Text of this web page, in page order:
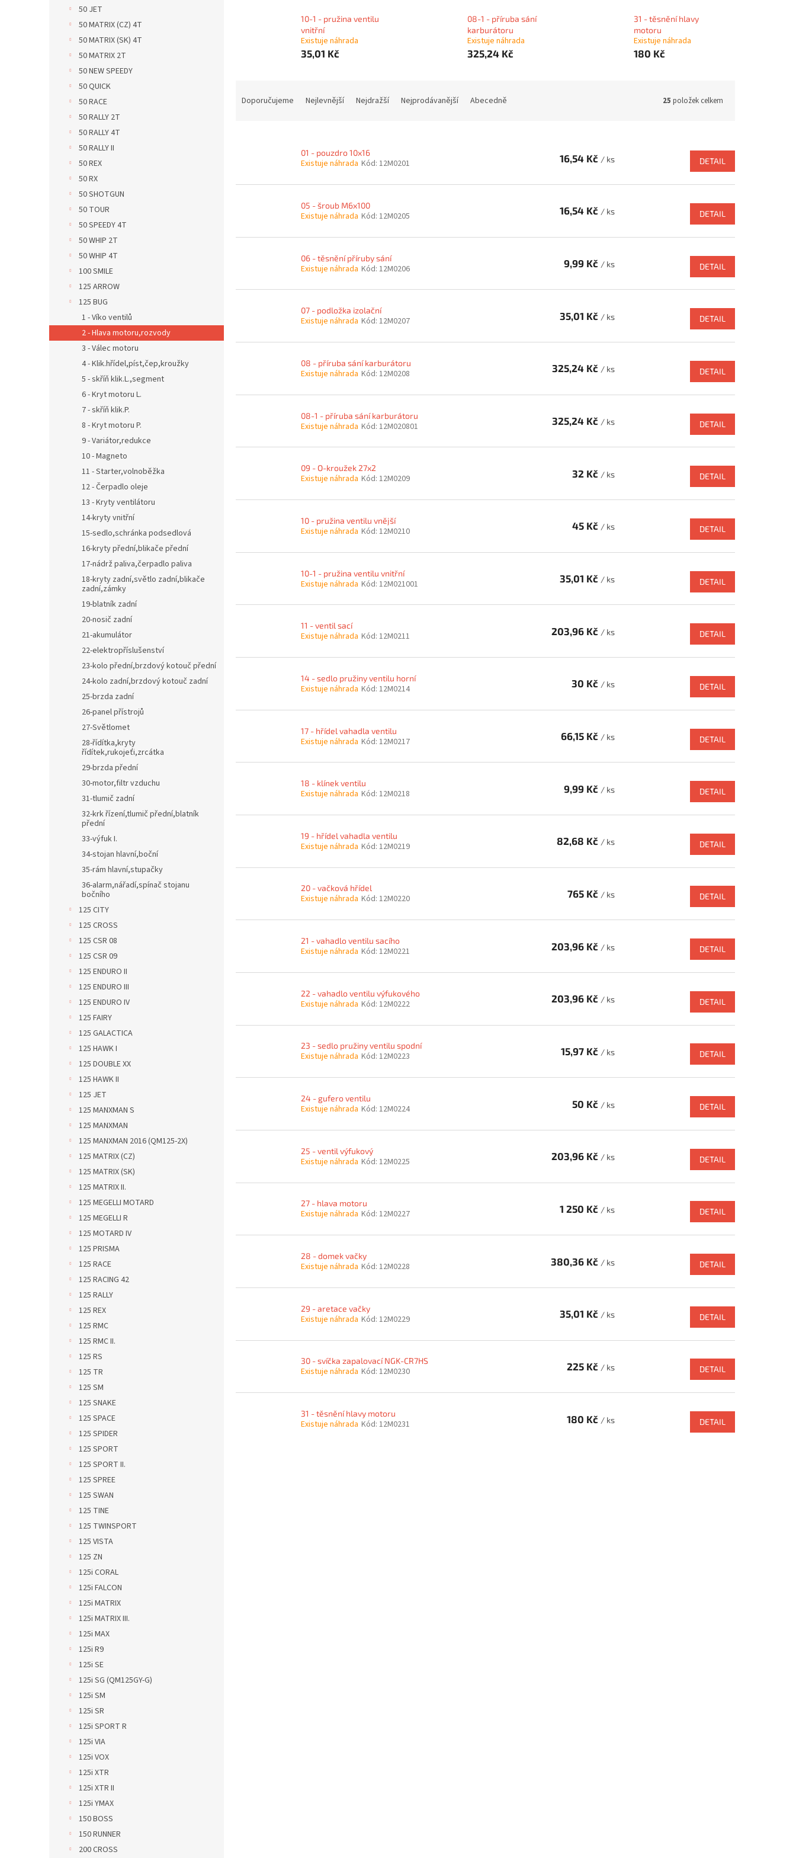
50 JET
50 MATRIX (CZ) 4T
50 MATRIX (SK) 4T
50 MATRIX 2T
50 NEW SPEEDY
50 QUICK
50 RACE
50 RALLY 2T
50 RALLY 4T
50 RALLY II
50 REX
50 RX
50 SHOTGUN
50 TOUR
50 SPEEDY 4T
50 WHIP 2T
50 WHIP 4T
100 SMILE
125 ARROW
125 BUG
1 - Víko ventilů
2 - Hlava motoru,rozvody
3 - Válec motoru
4 - Klik.hřídel,píst,čep,kroužky
5 - skříň klik.L.,segment
6 - Kryt motoru L.
7 - skříň klik.P.
8 - Kryt motoru P.
9 - Variátor,redukce
10 - Magneto
11 - Starter,volnoběžka
12 - Čerpadlo oleje
13 - Kryty ventilátoru
14-kryty vnitřní
15-sedlo,schránka podsedlová
16-kryty přední,blikače přední
17-nádrž paliva,čerpadlo paliva
18-kryty zadní,světlo zadní,blikače
zadní,zámky
19-blatník zadní
20-nosič zadní
21-akumulátor
22-elektropříslušenství
23-kolo přední,brzdový kotouč přední
24-kolo zadní,brzdový kotouč zadní
25-brzda zadní
26-panel přístrojů
27-Světlomet
28-řídítka,kryty
řídítek,rukojeťi,zrcátka
29-brzda přední
30-motor,filtr vzduchu
31-tlumič zadní
32-krk řízení,tlumič přední,blatník
přední
33-výfuk I.
34-stojan hlavní,boční
35-rám hlavní,stupačky
36-alarm,nářadí,spínač stojanu
bočního
125 CITY
125 CROSS
125 CSR 08
125 CSR 09
125 ENDURO II
125 ENDURO III
125 ENDURO IV
125 FAIRY
125 GALACTICA
125 HAWK I
125 DOUBLE XX
125 HAWK II
125 JET
125 MANXMAN S
125 MANXMAN
125 MANXMAN 2016 (QM125-2X)
125 MATRIX (CZ)
125 MATRIX (SK)
125 MATRIX II.
125 MEGELLI MOTARD
125 MEGELLI R
125 MOTARD IV
125 PRISMA
125 RACE
125 RACING 42
125 RALLY
125 REX
125 RMC
125 RMC II.
125 RS
125 TR
125 SM
125 SNAKE
125 SPACE
125 SPIDER
125 SPORT
125 SPORT II.
125 SPREE
125 SWAN
125 TINE
125 TWINSPORT
125 VISTA
125 ZN
125i CORAL
125i FALCON
125i MATRIX
125i MATRIX III.
125i MAX
125i R9
125i SE
125i SG (QM125GY-G)
125i SM
125i SR
125i SPORT R
125i VIA
125i VOX
125i XTR
125i XTR II
125i YMAX
150 BOSS
150 RUNNER
200 CROSS
10-1 - pružina ventilu
vnitřní
Existuje náhrada
35,01 Kč
08-1 - příruba sání
karburátoru
Existuje náhrada
325,24 Kč
31 - těsnění hlavy
motoru
Existuje náhrada
180 Kč
Doporučujeme Nejlevnější Nejdražší Nejprodávanější Abecedně 25 položek celkem
01 - pouzdro 10x16
Existuje náhrada Kód: 12M0201 16,54 Kč / ks DETAIL
05 - šroub M6x100
Existuje náhrada Kód: 12M0205 16,54 Kč / ks DETAIL
06 - těsnění příruby sání
Existuje náhrada Kód: 12M0206 9,99 Kč / ks DETAIL
07 - podložka izolační
Existuje náhrada Kód: 12M0207 35,01 Kč / ks DETAIL
08 - příruba sání karburátoru
Existuje náhrada Kód: 12M0208 325,24 Kč / ks DETAIL
08-1 - příruba sání karburátoru
Existuje náhrada Kód: 12M020801 325,24 Kč / ks DETAIL
09 - O-kroužek 27x2
Existuje náhrada Kód: 12M0209 32 Kč / ks DETAIL
10 - pružina ventilu vnější
Existuje náhrada Kód: 12M0210 45 Kč / ks DETAIL
10-1 - pružina ventilu vnitřní
Existuje náhrada Kód: 12M021001 35,01 Kč / ks DETAIL
11 - ventil sací
Existuje náhrada Kód: 12M0211 203,96 Kč / ks DETAIL
14 - sedlo pružiny ventilu horní
Existuje náhrada Kód: 12M0214 30 Kč / ks DETAIL
17 - hřídel vahadla ventilu
Existuje náhrada Kód: 12M0217 66,15 Kč / ks DETAIL
18 - klínek ventilu
Existuje náhrada Kód: 12M0218 9,99 Kč / ks DETAIL
19 - hřídel vahadla ventilu
Existuje náhrada Kód: 12M0219 82,68 Kč / ks DETAIL
20 - vačková hřídel
Existuje náhrada Kód: 12M0220 765 Kč / ks DETAIL
21 - vahadlo ventilu sacího
Existuje náhrada Kód: 12M0221 203,96 Kč / ks DETAIL
22 - vahadlo ventilu výfukového
Existuje náhrada Kód: 12M0222 203,96 Kč / ks DETAIL
23 - sedlo pružiny ventilu spodní
Existuje náhrada Kód: 12M0223 15,97 Kč / ks DETAIL
24 - gufero ventilu
Existuje náhrada Kód: 12M0224 50 Kč / ks DETAIL
25 - ventil výfukový
Existuje náhrada Kód: 12M0225 203,96 Kč / ks DETAIL
27 - hlava motoru
Existuje náhrada Kód: 12M0227 1 250 Kč / ks DETAIL
28 - domek vačky
Existuje náhrada Kód: 12M0228 380,36 Kč / ks DETAIL
29 - aretace vačky
Existuje náhrada Kód: 12M0229 35,01 Kč / ks DETAIL
30 - svíčka zapalovací NGK-CR7HS
Existuje náhrada Kód: 12M0230 225 Kč / ks DETAIL
31 - těsnění hlavy motoru
Existuje náhrada Kód: 12M0231 180 Kč / ks DETAIL